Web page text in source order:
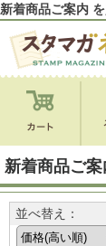
新着商品ご案内
新着商品ご案
並べ替え：